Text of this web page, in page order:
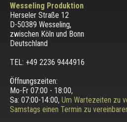
Wesseling Produktion
Herseler Straße 12
D-50389 Wesseling,
zwischen Köln und Bonn
Deutschland
TEL: +49 2236 9444916
Öffnungszeiten:
Mo-Fr 07:00 - 18:00,
Sa: 07:00-14:00, Um Wartezeiten zu
Samstags einen Termin zu